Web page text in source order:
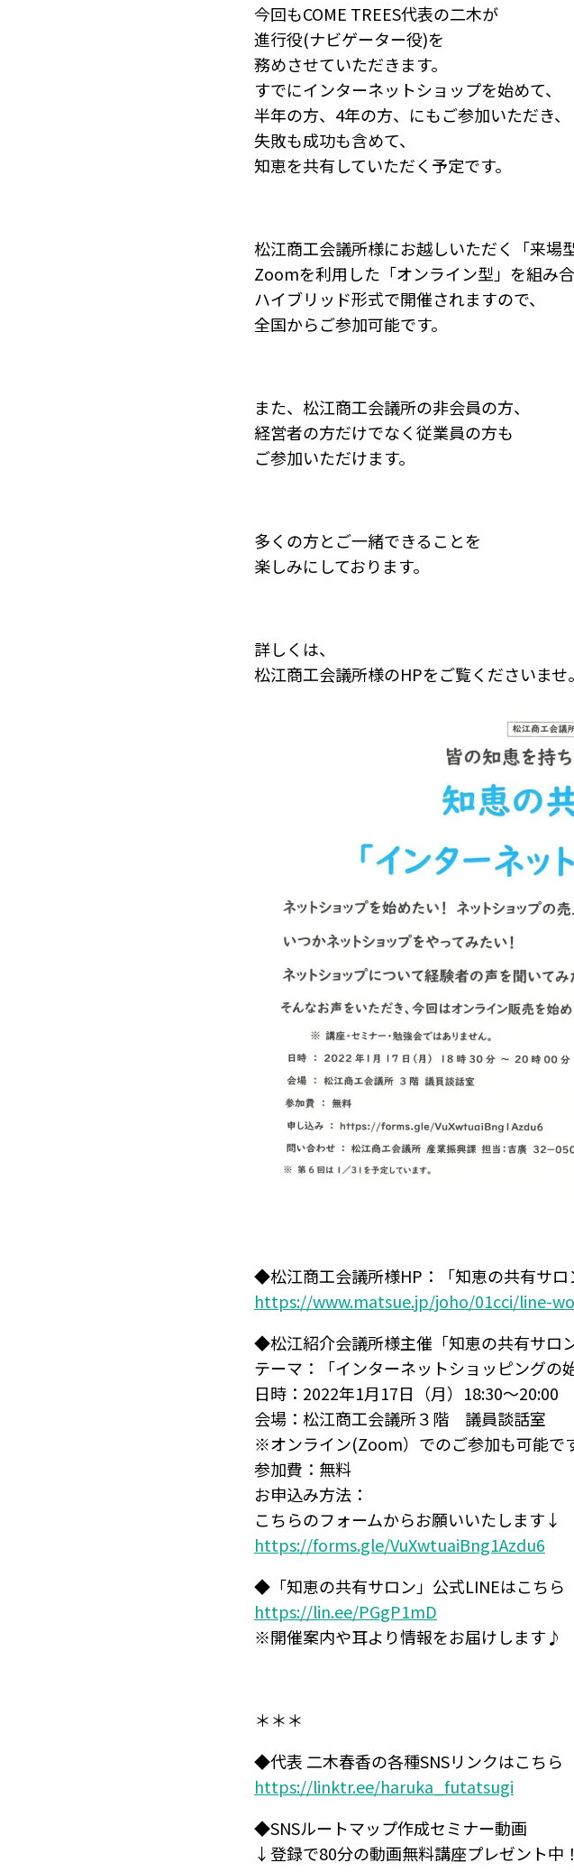
今回もCOME TREES代表の二木が
進行役(ナビゲーター役)を
務めさせていただきます。
すでにインターネットショップを始めて、
半年の方、4年の方、にもご参加いただき、
失敗も成功も含めて、
知恵を共有していただく予定です。
松江商工会議所様にお越しいただく「来場型
Zoomを利用した「オンライン型」を組み
ハイブリッド形式で開催されますので、
全国からご参加可能です。
また、松江商工会議所の非会員の方、
経営者の方だけでなく従業員の方も
ご参加いただけます。
多くの方とご一緒できることを
楽しみにしております。
詳しくは、
松江商工会議所様のHPをご覧くださいませ。
◆松江商工会議所様HP：「知恵の共有サロ
https://www.matsue.jp/joho/01cci/line-
◆松江紹介会議所様主催「知恵の共有サロ
テーマ：「インターネットショッピングの
日時：2022年1月17日（月）18:30～20:00
会場：松江商工会議所３階 議員談話室
※オンライン(Zoom）でのご参加も可能で
参加費：無料
お申込み方法：
こちらのフォームからお願いいたします↓
https://forms.gle/VuXwtuaiBng1Azdu6
◆「知恵の共有サロン」公式LINEはこちら
https://lin.ee/PGgP1mD
※開催案内や耳より情報をお届けします♪
＊＊＊
◆代表 二木春香の各種SNSリンクはこちら
https://linktr.ee/haruka_futatsugi
◆SNSルートマップ作成セミナー動画
↓登録で80分の動画無料講座プレゼント中